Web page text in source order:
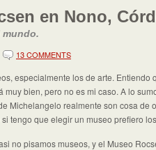
en Nono,
mundo.
13 COMMENTS
especialmente los de arte.
muy bien, pero no es mi caso. A lo
Michelangelo realmente son cosa de
tengo que elegir un museo prefiero
no pisamos museos, y el Museo